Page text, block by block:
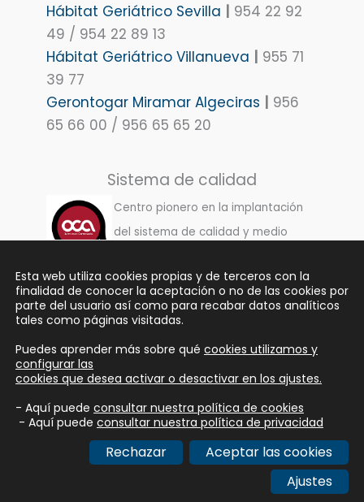
Hábitat Geriátrico Sevilla | 954 22 92
49 / 954 22 89 13
Hábitat Geriátrico Villanueva | 955 71
39 77
Gerontogar Miramar Algeciras | 956
65 66 00 / 956 65 65 20
Sistema de calidad
Centro pionero en la implantación
del sistema de calidad y medio
POLÍTICA DE CALIDAD
Copyright © 2026 Grupo
Hábitat Geriátrico
Aviso legal
Política de privacidad
Política de cookies
Esta web utiliza cookies propias y de terceros con la
finalidad de conocer la aceptación o no de las cookies por
parte del usuario así como para recabar datos analíticos
tales como páginas visitadas.
Puedes aprender más sobre qué cookies utilizamos y
configurar las
cookies que desea activar o desactivar en los ajustes.
- Aquí puede consultar nuestra política de cookies
- Aquí puede consultar nuestra política de privacidad
Aceptar las cookies
Rechazar
Ajustes